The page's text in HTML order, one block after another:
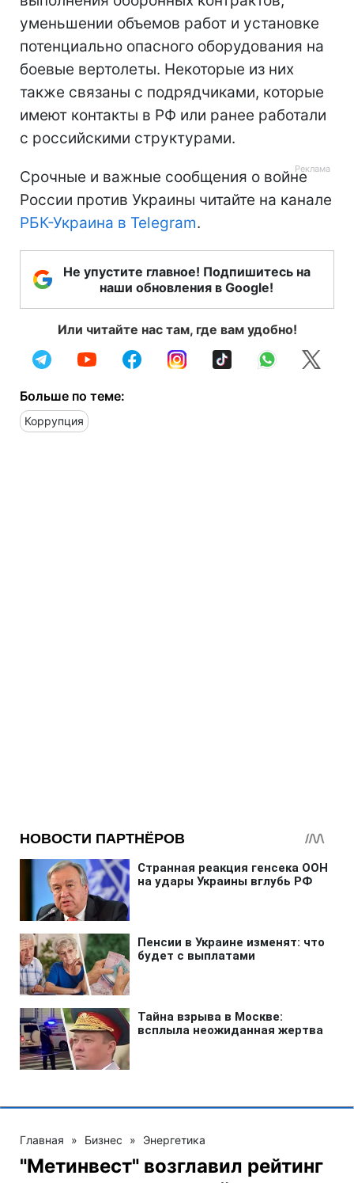
уменьшении объемов работ и установке
потенциально опасного оборудования на
боевые вертолеты. Некоторые из них
также связаны с подрядчиками, которые
имеют контакты в РФ или ранее работали
с российскими структурами.
Срочные и важные сообщения о войне
России против Украины читайте на канале
РБК-Украина в Telegram.
Не упустите главное! Подпишитесь на
наши обновления в Google!
Или читайте нас там, где вам удобно!
Больше по теме:
Коррупция
Главная » Бизнес » Энергетика
"Метинвест" возглавил рейтинг